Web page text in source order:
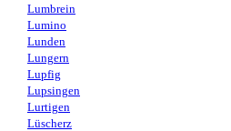
Lumbrein
Lumino
Lunden
Lungern
Lupfig
Lupsingen
Lurtigen
Lüscherz